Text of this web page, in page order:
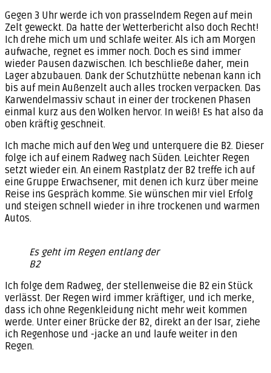
Gegen 3 Uhr werde ich von prasselndem Regen auf mein
Zelt geweckt. Da hatte der Wetterbericht also doch Recht!
Ich drehe mich um und schlafe weiter. Als ich am Morgen
aufwache, regnet es immer noch. Doch es sind immer
wieder Pausen dazwischen. Ich beschließe daher, mein
Lager abzubauen. Dank der Schutzhütte nebenan kann ich
bis auf mein Außenzelt auch alles trocken verpacken. Das
Karwendelmassiv schaut in einer der trockenen Phasen
einmal kurz aus den Wolken hervor. In weiß! Es hat also da
oben kräftig geschneit.
Ich mache mich auf den Weg und unterquere die B2. Dieser
folge ich auf einem Radweg nach Süden. Leichter Regen
setzt wieder ein. An einem Rastplatz der B2 treffe ich auf
eine Gruppe Erwachsener, mit denen ich kurz über meine
Reise ins Gespräch komme. Sie wünschen mir viel Erfolg
und steigen schnell wieder in ihre trockenen und warmen
Autos.
Es geht im Regen entlang der
B2
Ich folge dem Radweg, der stellenweise die B2 ein Stück
verlässt. Der Regen wird immer kräftiger, und ich merke,
dass ich ohne Regenkleidung nicht mehr weit kommen
werde. Unter einer Brücke der B2, direkt an der Isar, ziehe
ich Regenhose und -jacke an und laufe weiter in den
Regen.